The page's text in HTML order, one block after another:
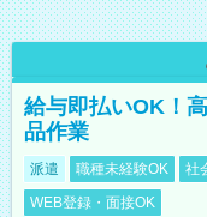
給与即払いOK！
品作業
派遣 職種未経験OK 社
WEB登録・面接OK